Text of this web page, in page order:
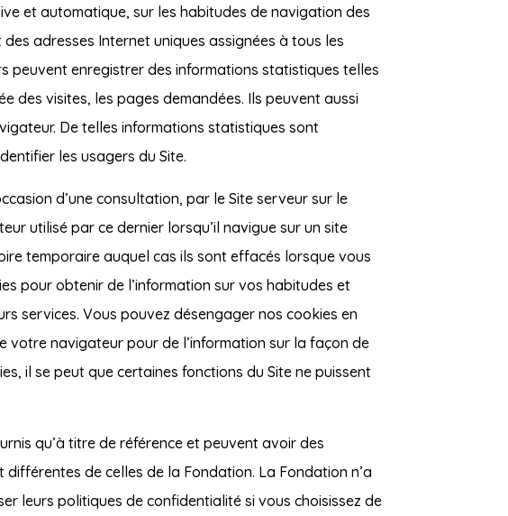
et automatique, sur les habitudes de navigation des
adresses Internet uniques assignées à tous les
peuvent enregistrer des informations statistiques telles
des visites, les pages demandées. Ils peuvent aussi
De telles informations statistiques sont
les usagers du Site.
d’une consultation, par le Site serveur sur le
utilisé par ce dernier lorsqu’il navigue sur un site
temporaire auquel cas ils sont effacés lorsque vous
pour obtenir de l’information sur vos habitudes et
services. Vous pouvez désengager nos cookies en
navigateur pour de l’information sur la façon de
il se peut que certaines fonctions du Site ne puissent
qu’à titre de référence et peuvent avoir des
de celles de la Fondation. La Fondation n’a
leurs politiques de confidentialité si vous choisissez de